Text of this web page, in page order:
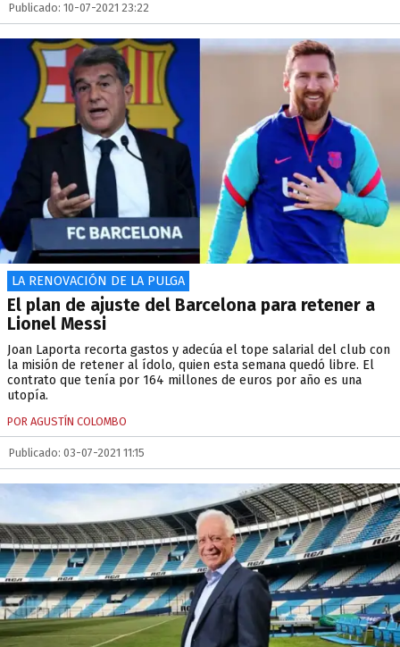
Publicado: 10-07-2021 23:22
LA RENOVACIÓN DE LA PULGA
El plan de ajuste del Barcelona para retener a
Lionel Messi
Joan Laporta recorta gastos y adecúa el tope salarial del club con
la misión de retener al ídolo, quien esta semana quedó libre. El
contrato que tenía por 164 millones de euros por año es una
utopía.
POR AGUSTÍN COLOMBO
Publicado: 03-07-2021 11:15